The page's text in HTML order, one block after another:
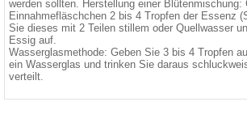
werden sollten. Herstellung einer Blütenmischung:
Einnahmefläschchen 2 bis 4 Tropfen der Essenz
Sie dieses mit 2 Teilen stillem oder Quellwasser
Essig auf.
Wasserglasmethode: Geben Sie 3 bis 4 Tropfen
ein Wasserglas und trinken Sie daraus
verteilt.